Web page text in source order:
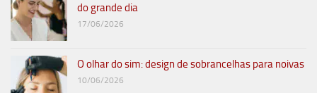
do grande dia
17/06/2026
O olhar do sim: design de sobrancelhas para noivas
10/06/2026